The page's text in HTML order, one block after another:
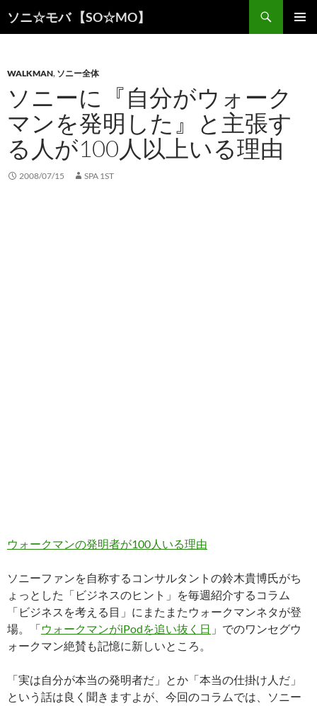
ソニ☆モバ 【SO☆MO】
索
ン
ツ
へ
ス
ッ
プ
WALKMAN, ソニー全体
ソニーに『自分がウォーク
マンを発明した』と主張す
る人が100人以上いる理由
2008/07/15 SPA 1ST
ウォークマンの発明者が100人いる理由
ソニーファンを自称するコンサルタントの鈴木貴博氏がち
ょっとした「ビジネスのヒント」を毎週紹介するコラム
「ビジネスを考える目」にまたまたウォークマンネタが登
場。「ウォークマンがiPodを追い抜く日 」でのワンセグウ
ォークマン絶賛も記憶に新しいところ。
「実は自分が本当の発明者だ」とか「本当の仕掛け人だ」
という話は良く聞きますよが、今回のコラムでは、ソニー